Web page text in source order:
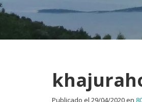
Publicado el 29/04/2020en